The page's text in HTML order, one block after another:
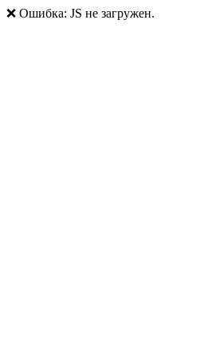
❌ Ошибка: JS не загружен.